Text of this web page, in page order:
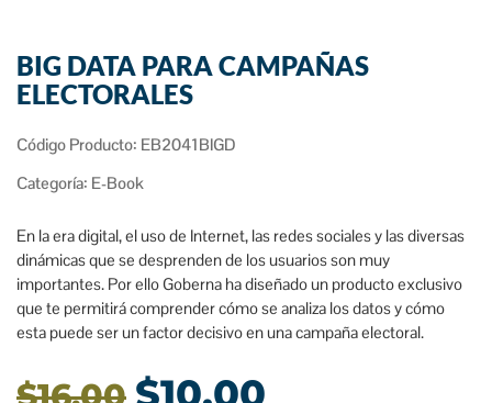
BIG DATA PARA CAMPAÑAS
ELECTORALES
Código Producto: EB2041BIGD
Categoría: E-Book
En la era digital, el uso de Internet, las redes sociales y las diversas
dinámicas que se desprenden de los usuarios son muy
importantes. Por ello Goberna ha diseñado un producto exclusivo
que te permitirá comprender cómo se analiza los datos y cómo
esta puede ser un factor decisivo en una campaña electoral.